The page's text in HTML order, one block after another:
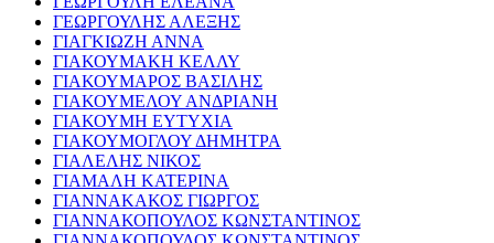
ΓΕΩΡΓΟΥΛΗΣ ΑΛΕΞΗΣ
ΓΙΑΓΚΙΩΖΗ ΑΝΝΑ
ΓΙΑΚΟΥΜΑΚΗ ΚΕΛΛΥ
ΓΙΑΚΟΥΜΑΡΟΣ ΒΑΣΙΛΗΣ
ΓΙΑΚΟΥΜΕΛΟΥ ΑΝΔΡΙΑΝΗ
ΓΙΑΚΟΥΜΗ ΕΥΤΥΧΙΑ
ΓΙΑΚΟΥΜΟΓΛΟΥ ΔΗΜΗΤΡΑ
ΓΙΑΛΕΛΗΣ ΝΙΚΟΣ
ΓΙΑΜΑΛΗ ΚΑΤΕΡΙΝΑ
ΓΙΑΝΝΑΚΑΚΟΣ ΓΙΩΡΓΟΣ
ΓΙΑΝΝΑΚΟΠΟΥΛΟΣ ΚΩΝΣΤΑΝΤΙΝΟΣ